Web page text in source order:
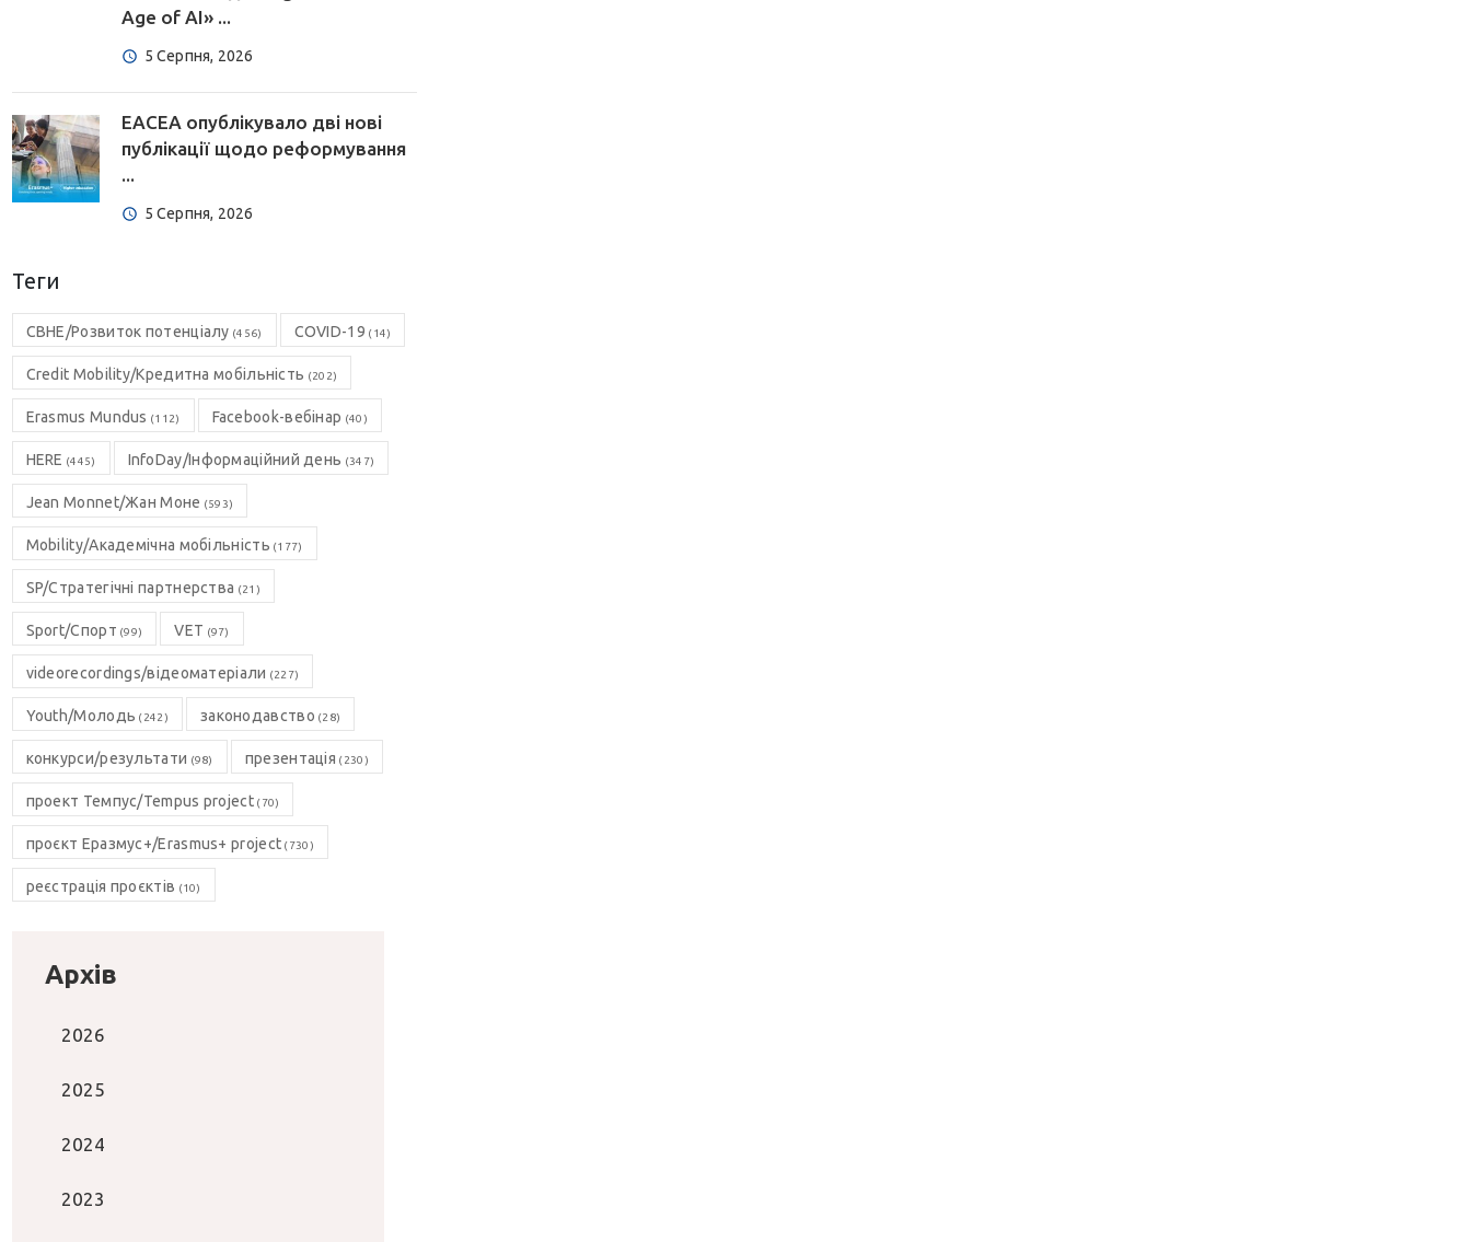
Age of AI» ...
5 Серпня, 2026
EACEA опублікувало дві нові
публікації щодо реформування
...
5 Серпня, 2026
Теги
CBHE/Розвиток потенціалу (456) COVID-19 (14)
Credit Mobility/Кредитна мобільність (202)
Erasmus Mundus (112) Facebook-вебінар (40)
HERE (445) InfoDay/Інформаційний день (347)
Jean Monnet/Жан Моне (593)
Mobility/Академічна мобільність (177)
SP/Стратегічні партнерства (21)
Sport/Спорт (99) VET (97)
videorecordings/відеоматеріали (227)
Youth/Молодь (242) законодавство (28)
конкурси/результати (98) презентація (230)
проект Темпус/Tempus project(70)
проєкт Еразмус+/Erasmus+ project (730)
реєстрація проєктів (10)
Архів
2026
2025
2024
2023